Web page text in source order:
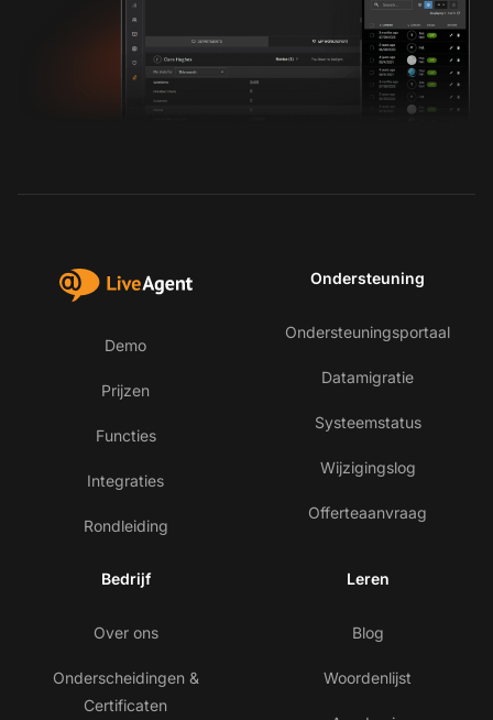
Demo
Prijzen
Functies
Integraties
Rondleiding
Ondersteuning
Ondersteuningsportaal
Datamigratie
Systeemstatus
Wijzigingslog
Offerteaanvraag
Bedrijf
Over ons
Onderscheidingen &
Certificaten
Leren
Blog
Woordenlijst